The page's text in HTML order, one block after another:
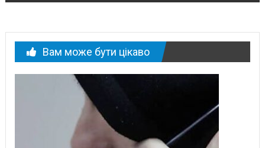
Вам може бути цікаво